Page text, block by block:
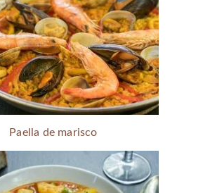
Paella de marisco